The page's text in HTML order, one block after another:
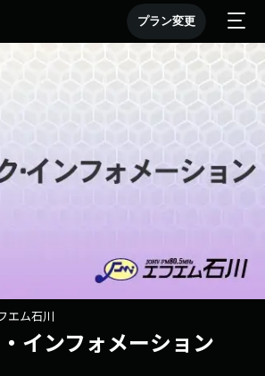
プラン変更
エム石川
インフォメーション